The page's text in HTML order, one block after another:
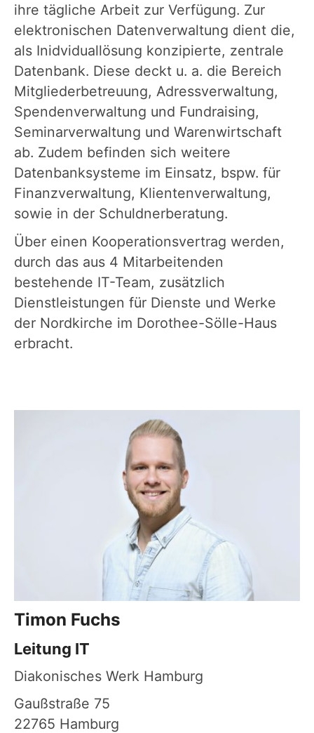
ihre tägliche Arbeit zur Verfügung. Zur
elektronischen Datenverwaltung dient die,
als Inidviduallösung konzipierte, zentrale
Datenbank. Diese deckt u. a. die Bereich
Mitgliederbetreuung, Adressverwaltung,
Spendenverwaltung und Fundraising,
Seminarverwaltung und Warenwirtschaft
ab. Zudem befinden sich weitere
Datenbanksysteme im Einsatz, bspw. für
Finanzverwaltung, Klientenverwaltung,
sowie in der Schuldnerberatung.
Über einen Kooperationsvertrag werden,
durch das aus 4 Mitarbeitenden
bestehende IT-Team, zusätzlich
Dienstleistungen für Dienste und Werke
der Nordkirche im Dorothee-Sölle-Haus
erbracht.
Timon Fuchs
Leitung IT
Diakonisches Werk Hamburg
Gaußstraße 75
22765 Hamburg